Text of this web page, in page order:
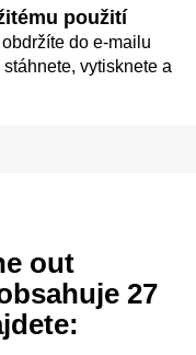
použití
do e-mailu
vytisknete a
out
27